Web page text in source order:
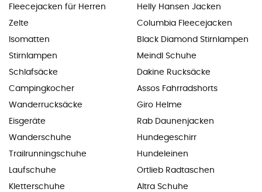
Fleecejacken für Herren
Zelte
Isomatten
Stirnlampen
Schlafsäcke
Campingkocher
Wanderrucksäcke
Eisgeräte
Wanderschuhe
Trailrunningschuhe
Laufschuhe
Kletterschuhe
Helly Hansen Jacken
Columbia Fleecejacken
Black Diamond Stirnlampen
Meindl Schuhe
Dakine Rucksäcke
Assos Fahrradshorts
Giro Helme
Rab Daunenjacken
Hundegeschirr
Hundeleinen
Ortlieb Radtaschen
Altra Schuhe